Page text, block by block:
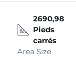
2690,98
Pieds
carrés
Area Size